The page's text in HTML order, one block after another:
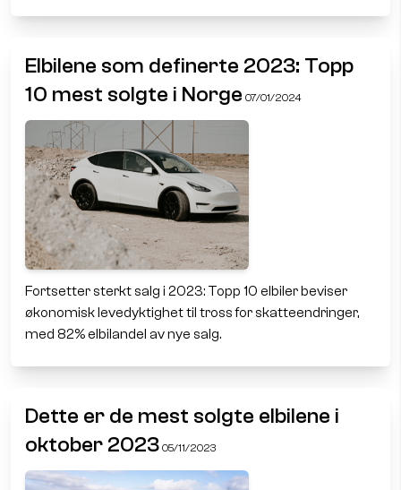
Elbilene som definerte 2023: Topp
10 mest solgte i Norge 07/01/2024
Fortsetter sterkt salg i 2023: Topp 10 elbiler beviser
økonomisk levedyktighet til tross for skatteendringer,
med 82% elbilandel av nye salg.
Dette er de mest solgte elbilene i
oktober 2023 05/11/2023